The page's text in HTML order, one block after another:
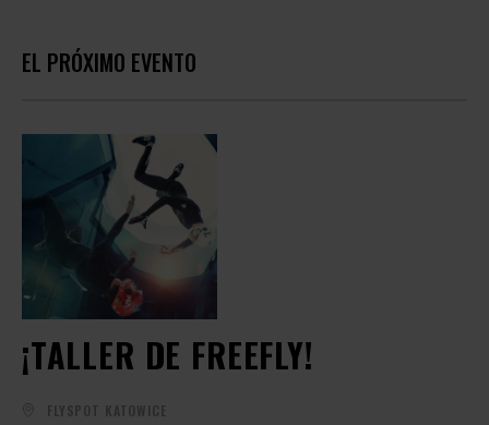
EL PRÓXIMO EVENTO
¡TALLER DE FREEFLY!
FLYSPOT KATOWICE